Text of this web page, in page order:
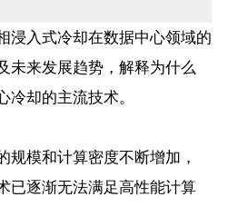
浸入式冷却在数据中心领域的
未来发展趋势，解释为什么
冷却的主流技术。
模和计算密度不断增加，
已逐渐无法满足高性能计算